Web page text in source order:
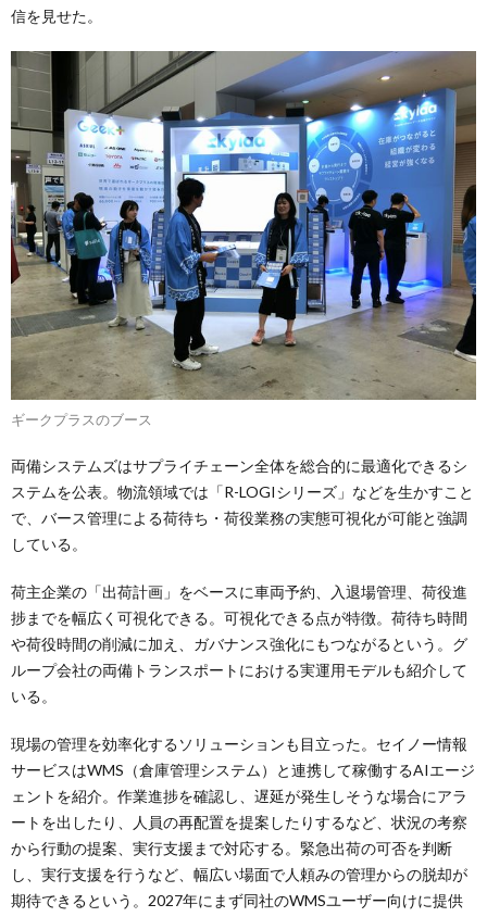
信を見せた。
ギークプラスのブース
両備システムズはサプライチェーン全体を総合的に最適化できるシ
ステムを公表。物流領域では「R-LOGIシリーズ」などを生かすこと
で、バース管理による荷待ち・荷役業務の実態可視化が可能と強調
している。
荷主企業の「出荷計画」をベースに車両予約、入退場管理、荷役進
捗までを幅広く可視化できる。可視化できる点が特徴。荷待ち時間
や荷役時間の削減に加え、ガバナンス強化にもつながるという。グ
ループ会社の両備トランスポートにおける実運用モデルも紹介して
いる。
現場の管理を効率化するソリューションも目立った。セイノー情報
サービスはWMS（倉庫管理システム）と連携して稼働するAIエージ
ェントを紹介。作業進捗を確認し、遅延が発生しそうな場合にアラ
ートを出したり、人員の再配置を提案したりするなど、状況の考察
から行動の提案、実行支援まで対応する。緊急出荷の可否を判断
し、実行支援を行うなど、幅広い場面で人頼みの管理からの脱却が
期待できるという。2027年にまず同社のWMSユーザー向けに提供